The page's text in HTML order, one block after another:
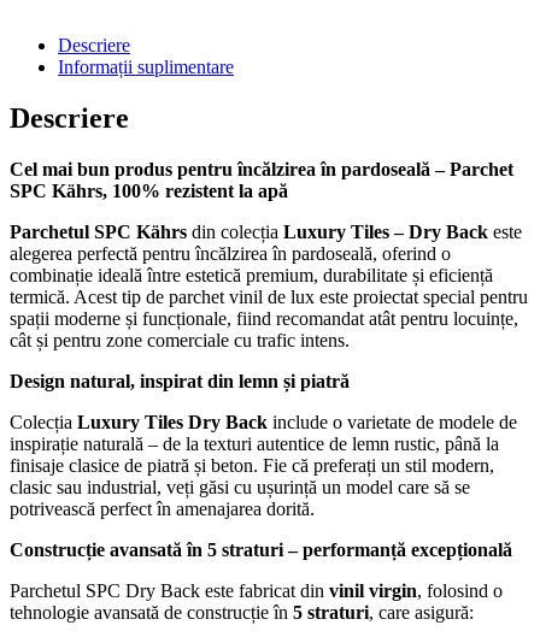
Descriere
Informații suplimentare
Descriere
Cel mai bun produs pentru încălzirea în pardoseală – Parchet
SPC Kährs, 100% rezistent la apă
Parchetul SPC Kährs din colecția Luxury Tiles – Dry Back este
alegerea perfectă pentru încălzirea în pardoseală, oferind o
combinație ideală între estetică premium, durabilitate și eficiență
termică. Acest tip de parchet vinil de lux este proiectat special pentru
spații moderne și funcționale, fiind recomandat atât pentru locuințe,
cât și pentru zone comerciale cu trafic intens.
Design natural, inspirat din lemn și piatră
Colecția Luxury Tiles Dry Back include o varietate de modele de
inspirație naturală – de la texturi autentice de lemn rustic, până la
finisaje clasice de piatră și beton. Fie că preferați un stil modern,
clasic sau industrial, veți găsi cu ușurință un model care să se
potrivească perfect în amenajarea dorită.
Construcție avansată în 5 straturi – performanță excepțională
Parchetul SPC Dry Back este fabricat din vinil virgin, folosind o
tehnologie avansată de construcție în 5 straturi, care asigură: